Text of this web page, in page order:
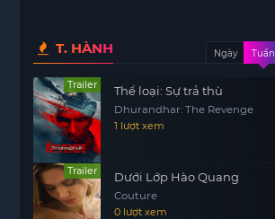
T. HÀNH Ngày Tuần
Trailer Thể loại: Sự trả thù
Dhurandhar: The Revenge
1 lượt xem
Trailer Dưới Lớp Hào Quang
Couture
0 lượt xem